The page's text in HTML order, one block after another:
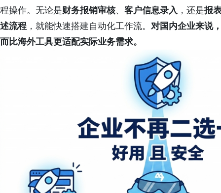
程操作。无论是财务报销审核、 客户信息录入 ，还是报
述流程 ，就能快速搭建自动化工作流。 对国内企业来说
而比海外工具更适配实际业务需求。